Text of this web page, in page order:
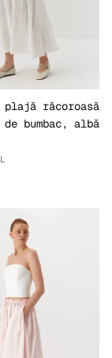
plajă răcoroasă
bumbac, albă